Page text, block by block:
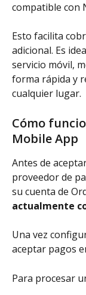
compatible con
Esto facilita
adicional. Es
servicio móvil,
forma rápida y
cualquier lugar.
Cómo
Mobile App
Antes de
proveedor de
su cuenta de
actualmente
Una vez
aceptar pagos
Para procesar